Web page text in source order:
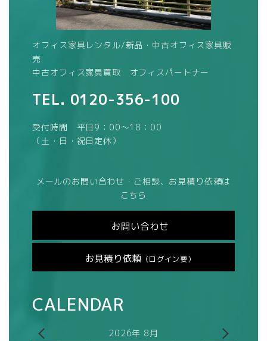
オフィス家具レンタル/新品・中古オフィス家具販
売
中古オフィス家具買取 オフィスパートナー
TEL. 0120-356-100
受付時間 平日9：00～18：00
（土・日・祝日定休）
メールのお問い合わせ・ご相談、お見積り依頼は
こちら
お問い合わせ
お見積り依頼 （ログイン要）
CALENDAR
2026年 8月